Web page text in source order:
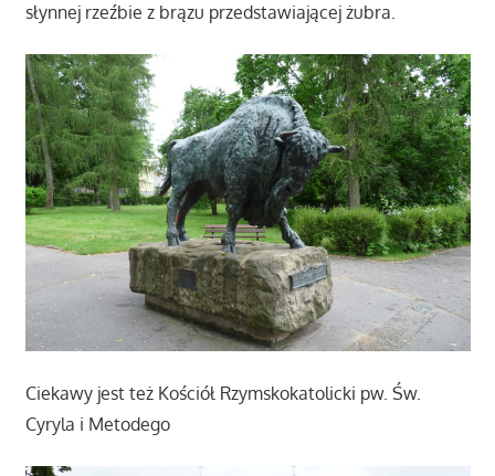
słynnej rzeźbie z brązu przedstawiającej żubra.
Ciekawy jest też Kościół Rzymskokatolicki pw. Św.
Cyryla i Metodego